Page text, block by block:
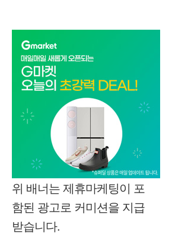
위 배너는 제휴마케팅이 포
함된 광고로 커미션을 지급
받습니다.